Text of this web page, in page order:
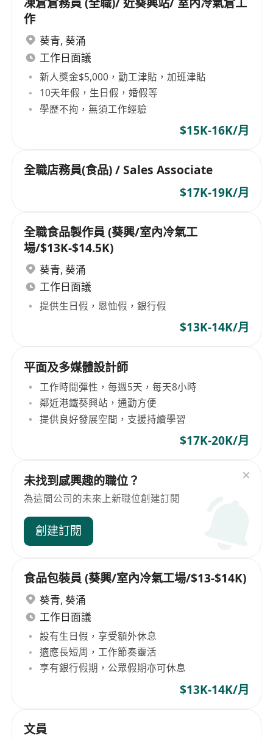
作
葵青, 葵涌
工作日面議
新人獎金$5,000，勤工津貼，加班津貼
10天年假，生日假，婚假等
學歷不拘，無須工作經驗
$15K-16K/月
全職店務員(食品) / Sales Associate
$17K-19K/月
全職食品製作員 (葵興/室內冷氣工
場/$13K-$14.5K)
葵青, 葵涌
工作日面議
提供生日假，恩恤假，銀行假
$13K-14K/月
平面及多媒體設計師
工作時間彈性，每週5天，每天8小時
鄰近港鐵葵興站，通勤方便
提供良好發展空間，支援持續學習
$17K-20K/月
未找到感興趣的職位？
為這間公司的未來上新職位創建訂閱
創建訂閱
食品包裝員 (葵興/室內冷氣工場/$13-$14K)
葵青, 葵涌
工作日面議
設有生日假，享受額外休息
適應長短周，工作節奏靈活
享有銀行假期，公眾假期亦可休息
$13K-14K/月
文員